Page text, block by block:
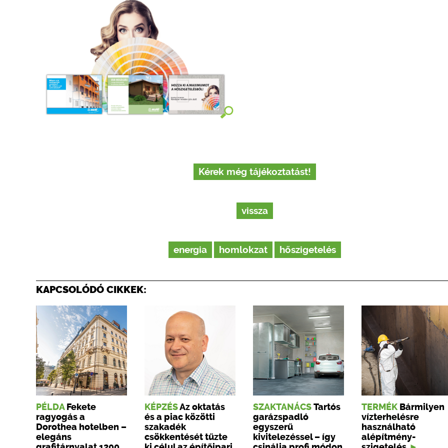
Kérek még tájékoztatást!
vissza
energia homlokzat hőszigetelés
KAPCSOLÓDÓ CIKKEK:
PÉLDA Fekete
ragyogás a
Dorothea hotelben –
elegáns
KÉPZÉSAz oktatás
és a piac közötti
szakadék
csökkentését tűzte
SZAKTANÁCS Tartós
garázspadló
egyszerű
kivitelezéssel – így
TERMÉK Bármilyen
vízterhelésre
használható
alépítmény-